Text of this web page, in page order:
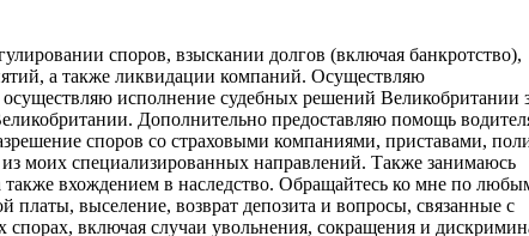
споров, взыскании долгов (включая банкротство),
а также ликвидации компаний. Осуществляю
исполнение судебных решений Великобритании
Дополнительно предоставляю помощь
споров со страховыми компаниями, приставами,
моих специализированных направлений. Также занимаюсь
вхождением в наследство. Обращайтесь ко мне по
выселение, возврат депозита и вопросы, связанные с
включая случаи увольнения, сокращения и